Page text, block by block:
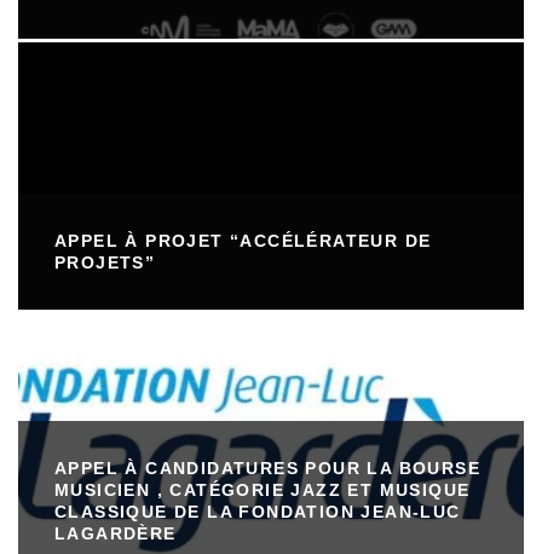
APPEL À PROJET “ACCÉLÉRATEUR DE
PROJETS”
APPEL À CANDIDATURES POUR LA BOURSE
MUSICIEN , CATÉGORIE JAZZ ET MUSIQUE
CLASSIQUE DE LA FONDATION JEAN-LUC
LAGARDÈRE